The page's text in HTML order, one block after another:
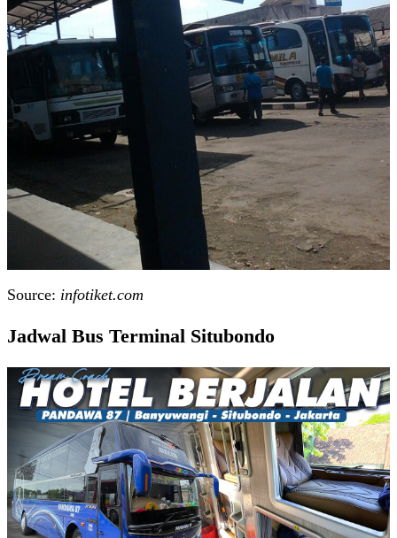
Source: infotiket.com
Jadwal Bus Terminal Situbondo